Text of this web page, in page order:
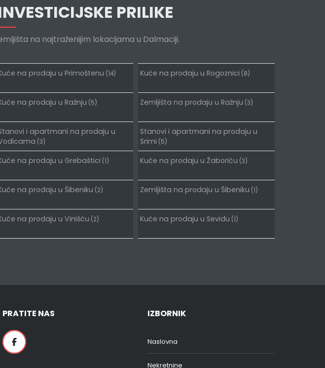
PRILIKE
na najtraženijim lokacijama u Dalmaciji.
na prodaju u Primoštenu (14) Kuće na prodaju u Rogoznici (8)
na prodaju u Ražnju (5) Zemljišta na prodaju u Ražnju (3)
i apartmani na prodaju u
(3)
Stanovi i apartmani na prodaju u
Srimi (5)
na prodaju u Grebaštici (1) Kuće na prodaju u Žaboriću (3)
na prodaju u Šibeniku (2) Zemljišta na prodaju u Šibeniku (1)
na prodaju u Vinišću (2) Kuće na prodaju u Sevidu (1)
PRATITE NAS IZBORNIK
Naslovna
Nekretnine